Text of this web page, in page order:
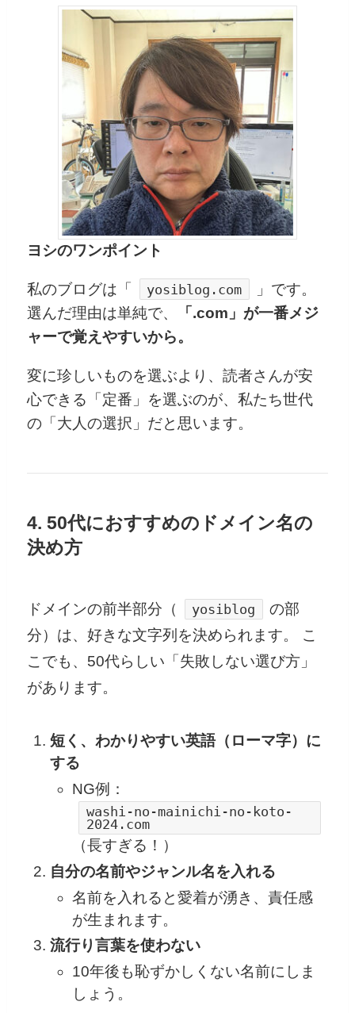
ヨシのワンポイント
私のブログは「 yosiblog.com
」です。
選んだ理由は単純で、
「.com」が一番メジ
ャーで覚えやすいから。
変に珍しいものを選ぶより、読者さんが安
心できる「定番」を選ぶのが、私たち世代
の「大人の選択」だと思います。
4. 50代におすすめのドメイン名の
決め方
ドメインの前半部分（ yosiblog
の部
分）は、好きな文字列を決められます。 こ
こでも、50代らしい「失敗しない選び方」
があります。
短く、わかりやすい英語（ローマ字）に
する
NG例：
washi-no-mainichi-no-koto-
2024.com
（長すぎる！）
自分の名前やジャンル名を入れる
名前を入れると愛着が湧き、責任感
が生まれます。
流行り言葉を使わない
10年後も恥ずかしくない名前にしま
しょう。